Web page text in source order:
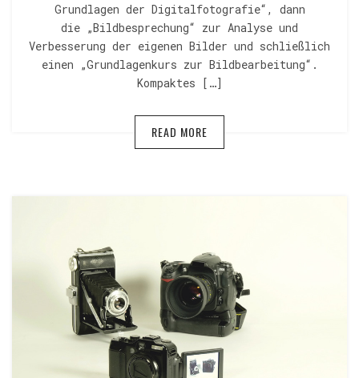
Grundlagen der Digitalfotografie“, dann
die „Bildbesprechung“ zur Analyse und
Verbesserung der eigenen Bilder und schließlich
einen „Grundlagenkurs zur Bildbearbeitung“.
Kompaktes […]
READ MORE